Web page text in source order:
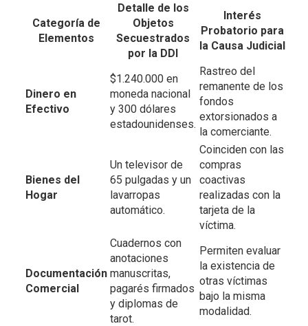
Categoría de
Elementos
Detalle de los
Objetos
Secuestrados
por la DDI
Interés
Probatorio para
la Causa Judicial
Dinero en
Efectivo
$1.240.000 en
moneda nacional
y 300 dólares
estadounidenses.
Rastreo del
remanente de los
fondos
extorsionados a
la comerciante.
Bienes del
Hogar
Un televisor de
65 pulgadas y un
lavarropas
automático.
Coinciden con las
compras
coactivas
realizadas con la
tarjeta de la
víctima.
Documentación
Comercial
Cuadernos con
anotaciones
manuscritas,
pagarés firmados
y diplomas de
tarot.
Permiten evaluar
la existencia de
otras víctimas
bajo la misma
modalidad.